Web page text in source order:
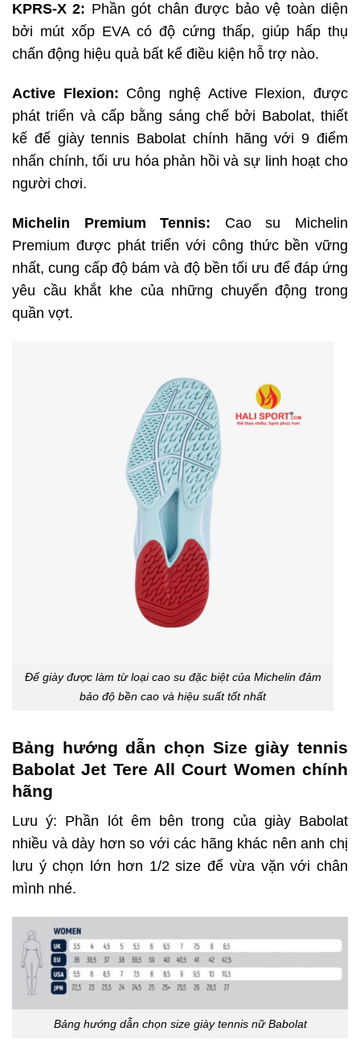
KPRS-X 2: Phần gót chân được bảo vệ toàn diện
bởi mút xốp EVA có độ cứng thấp, giúp hấp thụ
chấn động hiệu quả bất kể điều kiện hỗ trợ nào.
Active Flexion: Công nghệ Active Flexion, được
phát triển và cấp bằng sáng chế bởi Babolat, thiết
kế đế giày tennis Babolat chính hãng với 9 điểm
nhấn chính, tối ưu hóa phản hồi và sự linh hoạt cho
người chơi.
Michelin Premium Tennis: Cao su Michelin
Premium được phát triển với công thức bền vững
nhất, cung cấp độ bám và độ bền tối ưu để đáp ứng
yêu cầu khắt khe của những chuyển động trong
quần vợt.
Đế giày được làm từ loại cao su đặc biệt của Michelin đảm
bảo độ bền cao và hiệu suất tốt nhất
Bảng hướng dẫn chọn Size giày tennis
Babolat Jet Tere All Court Women chính
hãng
Lưu ý: Phần lót êm bên trong của giày Babolat
nhiều và dày hơn so với các hãng khác nên anh chị
lưu ý chọn lớn hơn 1/2 size để vừa vặn với chân
mình nhé.
Bảng hướng dẫn chọn size giày tennis nữ Babolat